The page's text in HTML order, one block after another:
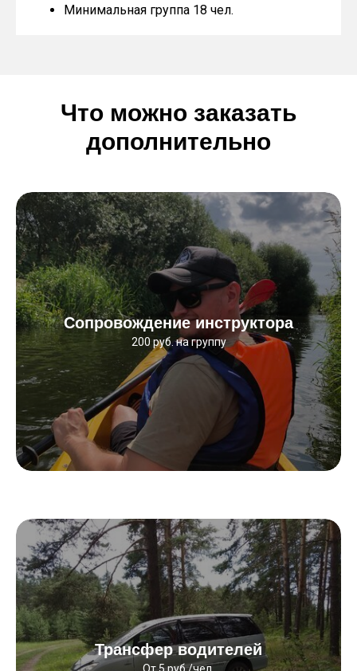
Минимальная группа 18 чел.
Что можно заказать
дополнительно
Сопровождение инструктора
200 руб. на группу
Трансфер водителей
От 5 руб./чел.